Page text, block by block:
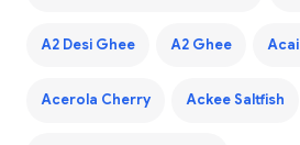
A2 Desi Ghee A2 Ghee
Acerola Cherry Ackee Saltfish